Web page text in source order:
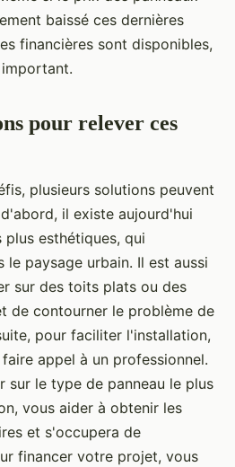
baissé ces dernières
financières sont disponibles,
pour relever ces
plusieurs solutions peuvent
il existe aujourd'hui
plus esthétiques, qui
le paysage urbain. Il est aussi
sur des toits plats ou des
de contourner le problème de
pour faciliter l'installation,
appel à un professionnel.
sur le type de panneau le plus
vous aider à obtenir les
et s'occupera de
financer votre projet, vous